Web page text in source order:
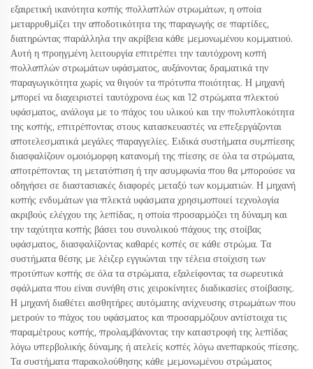
εξαιρετική ικανότητα κοπής πολλαπλών στρωμάτων, η οποία
μεταρρυθμίζει την αποδοτικότητα της παραγωγής σε παρτίδες,
διατηρώντας παράλληλα την ακρίβεια κάθε μεμονωμένου κομματιού.
Αυτή η προηγμένη λειτουργία επιτρέπει την ταυτόχρονη κοπή
πολλαπλών στρωμάτων υφάσματος, αυξάνοντας δραματικά την
παραγωγικότητα χωρίς να θιγούν τα πρότυπα ποιότητας. Η μηχανή
μπορεί να διαχειριστεί ταυτόχρονα έως και 12 στρώματα πλεκτού
υφάσματος, ανάλογα με το πάχος του υλικού και την πολυπλοκότητα
της κοπής, επιτρέποντας στους κατασκευαστές να επεξεργάζονται
αποτελεσματικά μεγάλες παραγγελίες. Ειδικά συστήματα συμπίεσης
διασφαλίζουν ομοιόμορφη κατανομή της πίεσης σε όλα τα στρώματα,
αποτρέποντας τη μετατόπιση ή την ασυμφωνία που θα μπορούσε να
οδηγήσει σε διαστασιακές διαφορές μεταξύ των κομματιών. Η μηχανή
κοπής ενδυμάτων για πλεκτά υφάσματα χρησιμοποιεί τεχνολογία
ακριβούς ελέγχου της λεπίδας, η οποία προσαρμόζει τη δύναμη και
την ταχύτητα κοπής βάσει του συνολικού πάχους της στοίβας
υφάσματος, διασφαλίζοντας καθαρές κοπές σε κάθε στρώμα. Τα
συστήματα θέσης με λέιζερ εγγυώνται την τέλεια στοίχιση των
προτύπων κοπής σε όλα τα στρώματα, εξαλείφοντας τα σωρευτικά
σφάλματα που είναι συνήθη στις χειροκίνητες διαδικασίες στοίβασης.
Η μηχανή διαθέτει αισθητήρες αυτόματης ανίχνευσης στρωμάτων που
μετρούν το πάχος του υφάσματος και προσαρμόζουν αντίστοιχα τις
παραμέτρους κοπής, προλαμβάνοντας την καταστροφή της λεπίδας
λόγω υπερβολικής δύναμης ή ατελείς κοπές λόγω ανεπαρκούς πίεσης.
Τα συστήματα παρακολούθησης κάθε μεμονωμένου στρώματος